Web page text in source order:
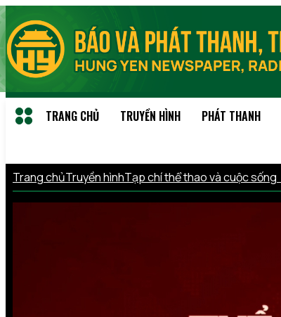
TRANG CHỦ TRUYỀN HÌNH PHÁT THANH
Trang chủTruyền hìnhTạp chí thể thao và cuộc sống